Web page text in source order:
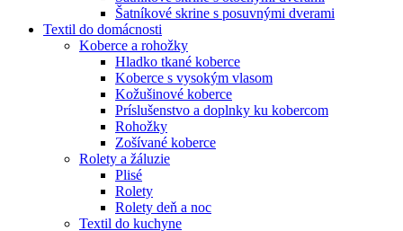
Šatníkové skrine s posuvnými dverami
Textil do domácnosti
Koberce a rohožky
Hladko tkané koberce
Koberce s vysokým vlasom
Kožušinové koberce
Príslušenstvo a doplnky ku kobercom
Rohožky
Zošívané koberce
Rolety a žáluzie
Plisé
Rolety
Rolety deň a noc
Textil do kuchyne